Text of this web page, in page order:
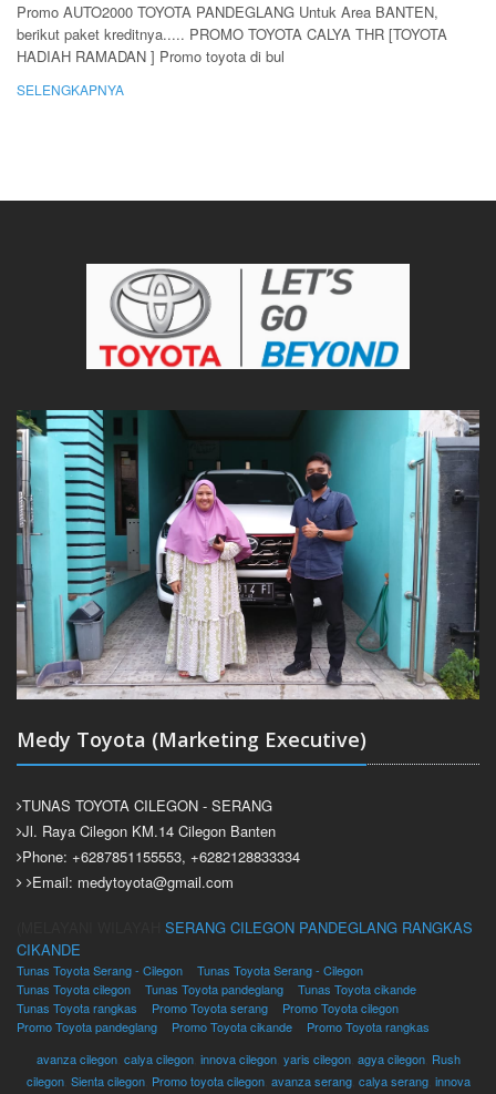
Promo AUTO2000 TOYOTA PANDEGLANG Untuk Area BANTEN,
berikut paket kreditnya..... PROMO TOYOTA CALYA THR [TOYOTA
HADIAH RAMADAN ] Promo toyota di bul
SELENGKAPNYA
Medy Toyota (Marketing Executive)
TUNAS TOYOTA CILEGON - SERANG
Jl. Raya Cilegon KM.14 Cilegon Banten
Phone: +6287851155553, +6282128833334
Email: medytoyota@gmail.com
SERANG CILEGON PANDEGLANG RANGKAS
CIKANDE
Tunas Toyota Serang - Cilegon
Tunas Toyota Serang - Cilegon
Tunas Toyota cilegon
Tunas Toyota pandeglang
Tunas Toyota cikande
Tunas Toyota rangkas
Promo Toyota serang
Promo Toyota cilegon
Promo Toyota pandeglang
Promo Toyota cikande
Promo Toyota rangkas
avanza cilegon, calya cilegon, innova cilegon, yaris cilegon, agya cilegon, Rush
cilegon, Sienta cilegon, Promo toyota cilegon, avanza serang, calya serang, innova